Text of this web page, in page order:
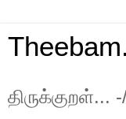
திருக்குறள்...